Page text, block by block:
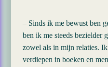
– Sinds ik me bewust ben
ben ik me steeds bezielder
zowel als in mijn relaties.
verdiepen in boeken en